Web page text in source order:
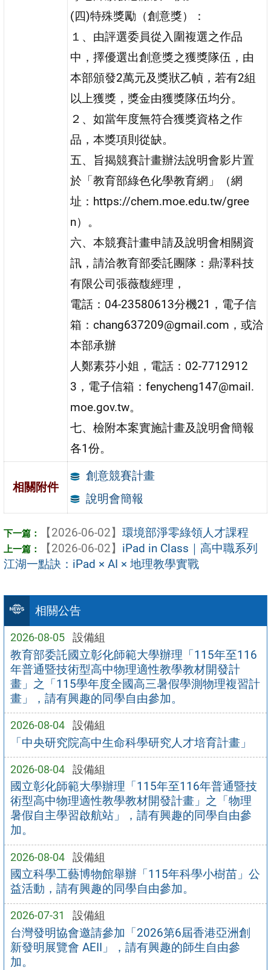
相關公告
2026-08-05 設備組
教育部委託國立彰化師範大學辦理「115年至116
年普通暨技術型高中物理適性教學教材開發計
畫」之「115學年度全國高三暑假學測物理複習計
畫」，請有興趣的同學自由參加。
2026-08-04 設備組
「中央研究院高中生命科學研究人才培育計畫」
2026-08-04 設備組
國立彰化師範大學辦理「115年至116年普通暨技
術型高中物理適性教學教材開發計畫」之「物理
暑假自主學習啟航站」，請有興趣的同學自由參
加。
2026-08-04 設備組
國立科學工藝博物館舉辦「115年科學小樹苗」公
益活動，請有興趣的同學自由參加。
2026-07-31 設備組
台灣發明協會邀請參加「2026第6屆香港亞洲創
新發明展覽會 AEII」，請有興趣的師生自由參
加。
(四)特殊獎勵（創意獎）：
１、由評選委員從入圍複選之作品
中，擇優選出創意獎之獲獎隊伍，由
本部頒發2萬元及獎狀乙幀，若有2組
以上獲獎，獎金由獲獎隊伍均分。
２、如當年度無符合獲獎資格之作
品，本獎項則從缺。
五、旨揭競賽計畫辦法說明會影片置
於「教育部綠色化學教育網」（網
址：https://chem.moe.edu.tw/gree
n）。
六、本競賽計畫申請及說明會相關資
訊，請洽教育部委託團隊：鼎澤科技
有限公司張薇馥經理，
電話：04-23580613分機21，電子信
箱：chang637209@gmail.com，或洽
本部承辦
人鄭素芬小姐，電話：02-7712912
3，電子信箱：fenycheng147@mail.
moe.gov.tw。
七、檢附本案實施計畫及說明會簡報
各1份。
相關附件
創意競賽計畫
說明會簡報
【2026-06-02】 環境部淨零綠領人才課程
【2026-06-02】 iPad in Class｜高中職系列
江湖一點訣：iPad × AI × 地理教學實戰